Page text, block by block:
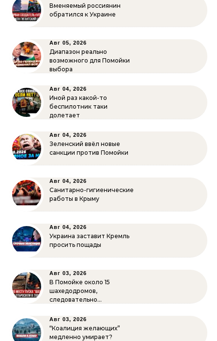
Вменяемый россиянин
обратился к Украине
Авг 05, 2026
Диапазон реально
возможного для Помойки
выбора
Авг 04, 2026
Иной раз какой-то
беспилотник таки
долетает
Авг 04, 2026
Зеленский ввёл новые
санкции против Помойки
Авг 04, 2026
Санитарно-гигиенические
работы в Крыму
Авг 04, 2026
Украина заставит Кремль
просить пощады
Авг 03, 2026
В Помойке около 15
шахедодромов,
следовательно…
Авг 03, 2026
“Коалиция желающих”
медленно умирает?